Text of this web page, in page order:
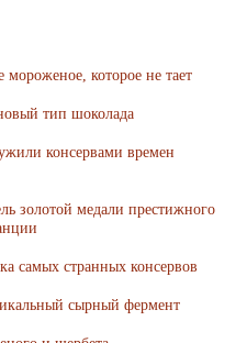
которое не тает
тип шоколада
консервами времен
золотой медали престижного
самых странных консервов
сырный фермент